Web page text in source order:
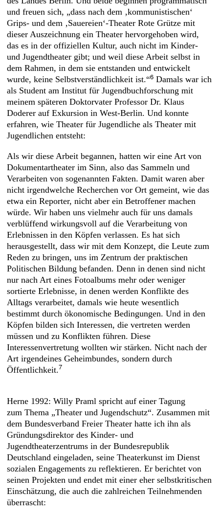
und freuen sich, „dass nach dem ‚kommunistischen‘
Grips- und dem ‚Sauereien‘-Theater Rote Grütze mit
dieser Auszeichnung ein Theater hervorgehoben wird,
das es in der offiziellen Kultur, auch nicht im Kinder-
und Jugendtheater gibt; und weil diese Arbeit selbst in
dem Rahmen, in dem sie entstanden und entwickelt
wurde, keine Selbstverständlichkeit ist.“6Damals war ich
als Student am Institut für Jugendbuchforschung mit
meinem späteren Doktorvater Professor Dr. Klaus
Doderer auf Exkursion in West-Berlin. Und konnte
erfahren, wie Theater für Jugendliche als Theater mit
Jugendlichen entsteht:
Als wir diese Arbeit begannen, hatten wir eine Art von
Dokumentartheater im Sinn, also das Sammeln und
Verarbeiten von sogenannten Fakten. Damit waren aber
nicht irgendwelche Recherchen vor Ort gemeint, wie das
etwa ein Reporter, nicht aber ein Betroffener machen
würde. Wir haben uns vielmehr auch für uns damals
verblüffend wirkungsvoll auf die Verarbeitung von
Erlebnissen in den Köpfen verlassen. Es hat sich
herausgestellt, dass wir mit dem Konzept, die Leute zum
Reden zu bringen, uns im Zentrum der praktischen
Politischen Bildung befanden. Denn in denen sind nicht
nur nach Art eines Fotoalbums mehr oder weniger
sortierte Erlebnisse, in denen werden Konflikte des
Alltags verarbeitet, damals wie heute wesentlich
bestimmt durch ökonomische Bedingungen. Und in den
Köpfen bilden sich Interessen, die vertreten werden
müssen und zu Konflikten führen. Diese
Interessenvertretung wollten wir stärken. Nicht nach der
Art irgendeines Geheimbundes, sondern durch
Öffentlichkeit.7
Herne 1992: Willy Praml spricht auf einer Tagung
zum Thema „Theater und Jugendschutz“. Zusammen mit
dem Bundesverband Freier Theater hatte ich ihn als
Gründungsdirektor des Kinder- und
Jugendtheaterzentrums in der Bundesrepublik
Deutschland eingeladen, seine Theaterkunst im Dienst
sozialen Engagements zu reflektieren. Er berichtet von
seinen Projekten und endet mit einer eher selbstkritischen
Einschätzung, die auch die zahlreichen Teilnehmenden
überrascht: